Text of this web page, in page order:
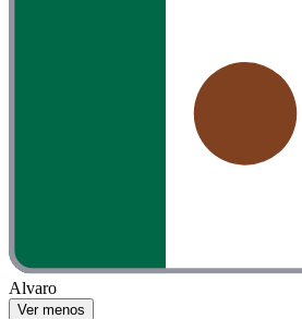
Alvaro
Ver menos